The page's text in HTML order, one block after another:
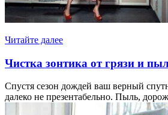
Читайте далее
Чистка зонтика от грязи и
Спустя сезон дождей ваш верный
далеко не презентабельно. Пыль,